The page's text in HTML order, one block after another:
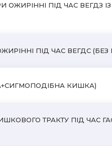
ПІД ЧАС ВЕГДЗ
ПІД ЧАС ВЕГДС (БЕЗ
КИШКА)
ТРАКТУ ПІД ЧАС